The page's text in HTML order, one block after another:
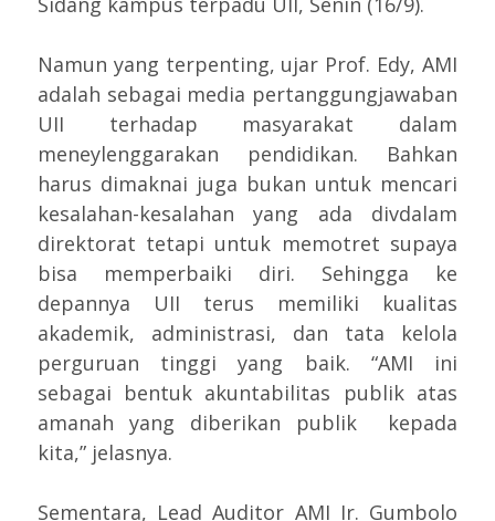
Namun yang terpenting, ujar Prof. Edy, AMI
adalah sebagai media pertanggungjawaban
UII terhadap masyarakat dalam
meneylenggarakan pendidikan. Bahkan
harus dimaknai juga bukan untuk mencari
kesalahan-kesalahan yang ada divdalam
direktorat tetapi untuk memotret supaya
bisa memperbaiki diri. Sehingga ke
depannya UII terus memiliki kualitas
akademik, administrasi, dan tata kelola
perguruan tinggi yang baik. “AMI ini
sebagai bentuk akuntabilitas publik atas
amanah yang diberikan publik kepada
kita,” jelasnya.
Sementara, Lead Auditor AMI Ir. Gumbolo